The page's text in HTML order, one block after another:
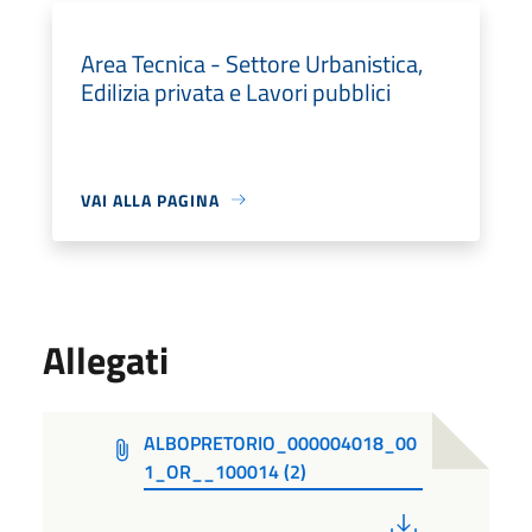
Area Tecnica - Settore Urbanistica,
Edilizia privata e Lavori pubblici
VAI ALLA PAGINA
Allegati
ALBOPRETORIO_000004018_00
1_OR__100014 (2)